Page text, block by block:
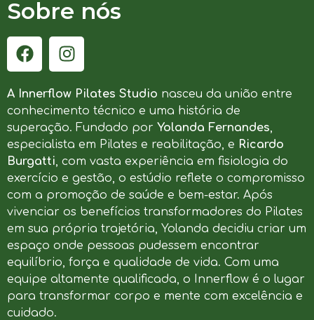
Sobre nós
A Innerflow Pilates Studio nasceu da união entre
conhecimento técnico e uma história de
superação. Fundado por Yolanda Fernandes,
especialista em Pilates e reabilitação, e Ricardo
Burgatti, com vasta experiência em fisiologia do
exercício e gestão, o estúdio reflete o compromisso
com a promoção de saúde e bem-estar. Após
vivenciar os benefícios transformadores do Pilates
em sua própria trajetória, Yolanda decidiu criar um
espaço onde pessoas pudessem encontrar
equilíbrio, força e qualidade de vida. Com uma
equipe altamente qualificada, o Innerflow é o lugar
para transformar corpo e mente com excelência e
cuidado.